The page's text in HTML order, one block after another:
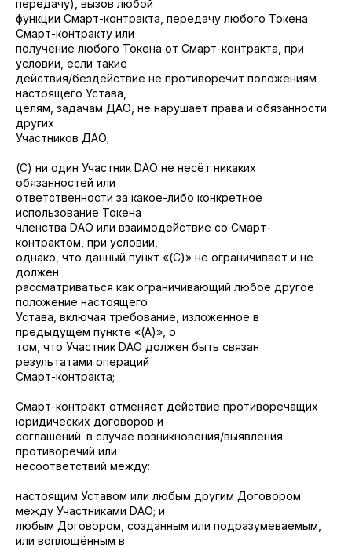
передачу), вызов любой
функции Смарт-контракта, передачу любого Токена
Смарт-контракту или
получение любого Токена от Смарт-контракта, при
условии, если такие
действия/бездействие не противоречит положениям
настоящего Устава,
целям, задачам ДАО, не нарушает права и обязанности
других
Участников ДАО;
(C) ни один Участник DAO не несёт никаких
обязанностей или
ответственности за какое-либо конкретное
использование Токена
членства DAO или взаимодействие со Смарт-
контрактом, при условии,
однако, что данный пункт «(C)» не ограничивает и не
должен
рассматриваться как ограничивающий любое другое
положение настоящего
Устава, включая требование, изложенное в
предыдущем пункте «(A)», о
том, что Участник DAO должен быть связан
результатами операций
Смарт-контракта;
Смарт-контракт отменяет действие противоречащих
юридических договоров и
соглашений: в случае возникновения/выявления
противоречий или
несоответствий между:
настоящим Уставом или любым другим Договором
между Участниками DAO; и
любым Договором, созданным или подразумеваемым,
или воплощённым в